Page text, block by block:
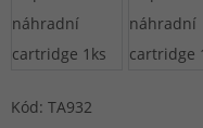
Kód: TA932